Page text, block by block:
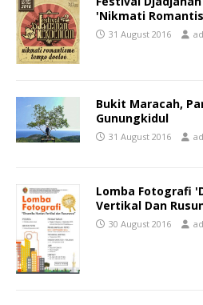
'Nikmati
31 August 2016
Bukit Maracah,
Gunungkidul
31 August 2016
Lomba Fotografi
Vertikal Dan
30 August 2016